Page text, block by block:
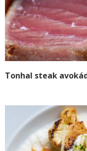
Tonhal steak